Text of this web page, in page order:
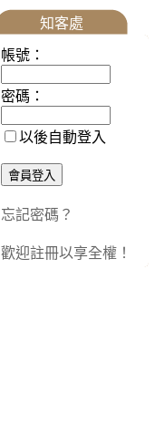
知客處
帳號：
密碼：
以後自動登入
忘記密碼？
歡迎註冊以享全權！